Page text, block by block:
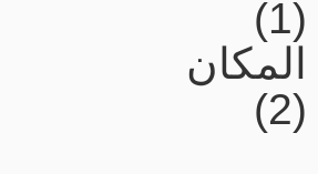
(1)
المكان
(2)